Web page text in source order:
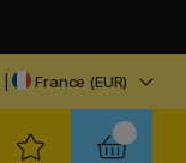
| France (EUR)